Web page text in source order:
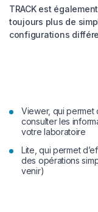
TRACK est
toujours plus de
configurations
Viewer, qui permet
consulter les
votre laboratoire
Lite, qui permet
des opérations
venir)